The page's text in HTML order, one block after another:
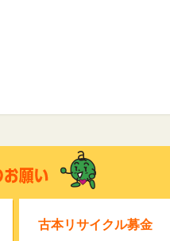
古本リサイクル募金